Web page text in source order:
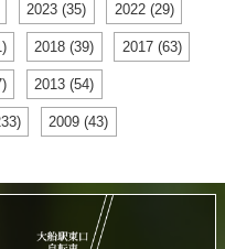
2023 (35) 2022 (29)
2018 (39) 2017 (63)
2013 (54)
2009 (43)